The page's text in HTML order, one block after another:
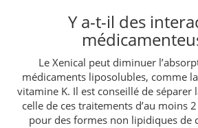
Y a-t-il des
Le Xenical peut diminuer
médicaments liposolubles, comme
vitamine K. Il est conseillé de séparer
celle de ces traitements d’au moins
pour des formes non lipidiques de